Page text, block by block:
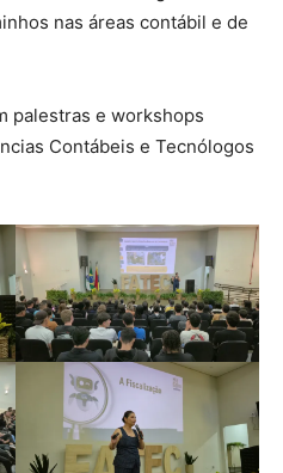
nas áreas contábil e de
palestras e workshops
Contábeis e Tecnólogos